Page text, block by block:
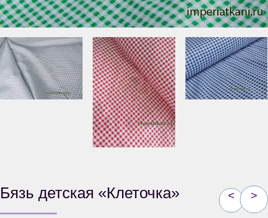
< >
Бязь детская «Клеточка»